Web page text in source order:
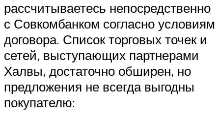
рассчитываетесь непосредственно
с Совкомбанком согласно условиям
договора. Список торговых точек и
сетей, выступающих партнерами
Халвы, достаточно обширен, но
предложения не всегда выгодны
покупателю: